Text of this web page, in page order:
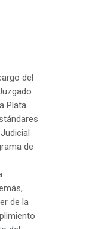
del
Plata.
de
de la